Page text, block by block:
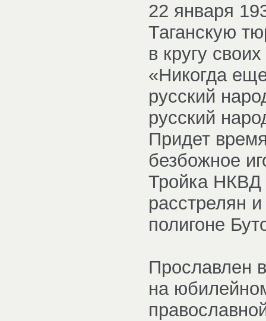
22 января
Таганскую
в кругу
«Никогда
русский
русский
Придет
безбожное
Тройка НКВД
расстрелян
полигоне
Прославлен
на